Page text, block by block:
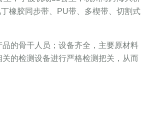
橡胶同步带、PU带、多楔带、切割式
的骨干人员；设备齐全，主要原材料
的检测设备进行严格检测把关，从而